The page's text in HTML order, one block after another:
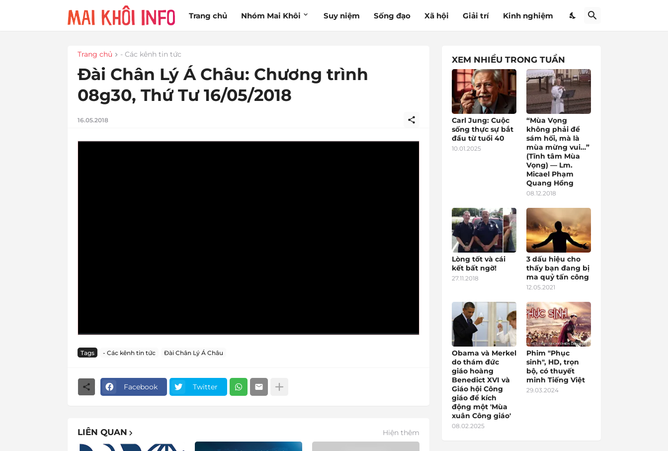
Trang chủ Nhóm Mai Khôi Suy niệm Sống đạo Xã hội Giải trí Kinh nghiệm
Trang chủ - Các kênh tin tức
Đài Chân Lý Á Châu: Chương trình
08g30, Thứ Tư 16/05/2018
16.05.2018
Tags - Các kênh tin tức Đài Chân Lý Á Châu
Facebook Twitter
LIÊN QUAN Hiện thêm
XEM NHIỀU TRONG TUẦN
Carl Jung: Cuộc
sống thực sự bắt
đầu từ tuổi 40
10.01.2025
“Mùa Vọng
không phải để
sám hối, mà là
mùa mừng vui…”
(Tĩnh tâm Mùa
Vọng) — Lm.
Micael Phạm
Quang Hồng
08.12.2018
Lòng tốt và cái
kết bất ngờ!
27.11.2018
3 dấu hiệu cho
thấy bạn đang bị
ma quỷ tấn công
12.05.2021
Obama và Merkel
do thám đức
giáo hoàng
Benedict XVI và
Giáo hội Công
giáo để kích
động một 'Mùa
xuân Công giáo'
08.02.2025
Phim "Phục
sinh", HD, trọn
bộ, có thuyết
minh Tiếng Việt
29.03.2024